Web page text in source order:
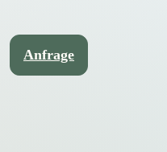
Anfrage